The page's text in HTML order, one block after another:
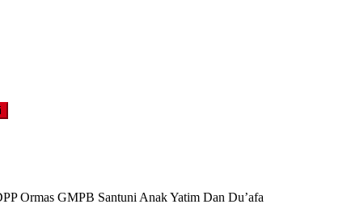
Ormas GMPB Santuni Anak Yatim Dan Du’afa